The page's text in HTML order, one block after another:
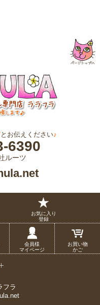
とお伝えください♪
6390
ルーツ
お気に入り
登録
会員様
マイページ
お買い物
かご
フラ